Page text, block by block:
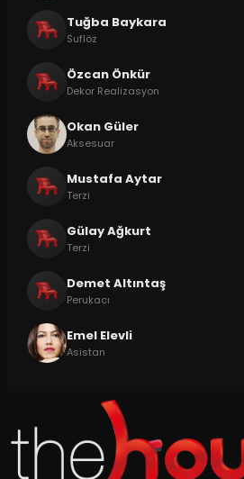
Tuğba Baykara
Suflöz
Özcan Önkür
Dekor Realizasyon
Okan Güler
Aksesuar
Mustafa Aytar
Terzi
Gülay Ağkurt
Terzi
Demet Altıntaş
Perukacı
Emel Elevli
Asistan